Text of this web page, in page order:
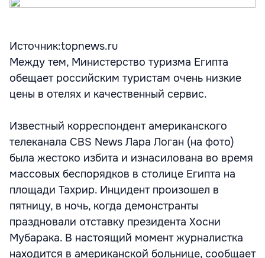
Источник:topnews.ru
Между тем, Министерство туризма Египта
обещает российским туристам очень низкие
цены в отелях и качественный сервис.
Известный корреспондент американского
телеканала CBS News Лара Логан (на фото)
была жестоко избита и изнасилована во время
массовых беспорядков в столице Египта на
площади Тахрир. Инцидент произошел в
пятницу, в ночь, когда демонстранты
праздновали отставку президента Хосни
Мубарака. В настоящий момент журналистка
находится в американской больнице, сообщает